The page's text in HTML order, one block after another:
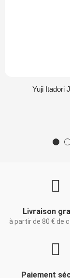
Yuji Itadori
Livraison
à partir de 80 € de
Paiement